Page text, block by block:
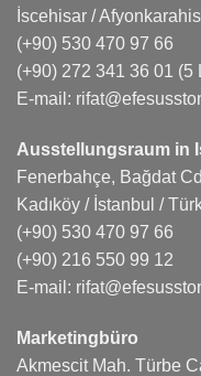
İscehisar /
(+90) 530 470 97 66
(+90) 272 341 36 01 (5
E-mail:
Fenerbahçe, Bağdat
Kadıköy / İstanbul /
(+90) 530 470 97 66
(+90) 216 550 99 12
E-mail:
Marketingbüro
Akmescit Mah. Türbe